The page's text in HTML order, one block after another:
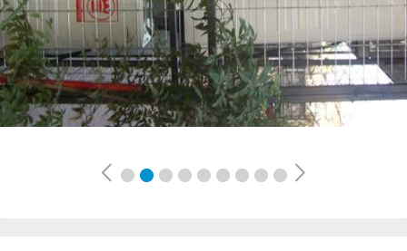
Previous Next